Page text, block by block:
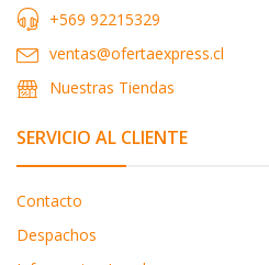
+569 92215329
ventas@ofertaexpress.cl
Nuestras Tiendas
SERVICIO AL CLIENTE
Contacto
Despachos